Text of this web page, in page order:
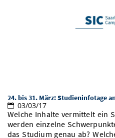
24. bis 31. März: Studieninfotage
03/03/17
Welche Inhalte vermittelt ein
werden einzelne
das Studium genau ab?